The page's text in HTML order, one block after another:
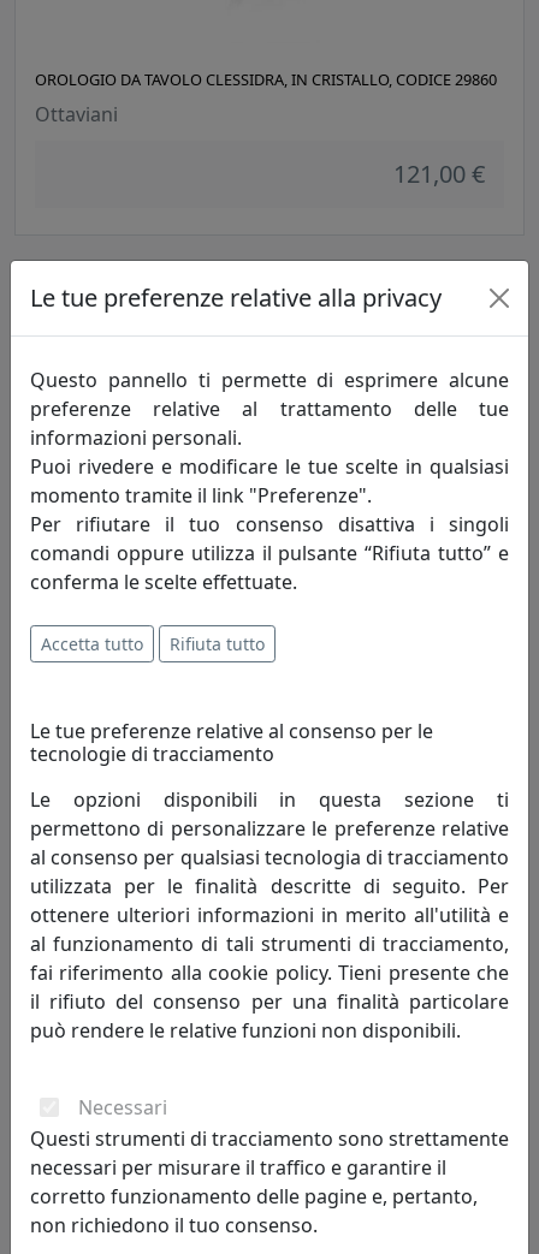
OROLOGIO DA TAVOLO CLESSIDRA, IN CRISTALLO, CODICE 29860
Ottaviani
121,00 €
OROLOGIO DA TAVOLO FIAMMA, IN CRISTALLO, CODICE 29853
Ottaviani
OROLOGIO DA TAVOLO ONDE, IN CRISTALLO, CODICE 29862
Ottaviani
121,00 €
Le tue preferenze relative alla privacy
Questo pannello ti permette di esprimere alcune
preferenze relative al trattamento delle tue
informazioni personali.
Puoi rivedere e modificare le tue scelte in qualsiasi
momento tramite il link "Preferenze".
Per rifiutare il tuo consenso disattiva i singoli
comandi oppure utilizza il pulsante “Rifiuta tutto” e
conferma le scelte effettuate.
Accetta tutto Rifiuta tutto
Le tue preferenze relative al consenso per le
tecnologie di tracciamento
Le opzioni disponibili in questa sezione ti
permettono di personalizzare le preferenze relative
al consenso per qualsiasi tecnologia di tracciamento
utilizzata per le finalità descritte di seguito. Per
ottenere ulteriori informazioni in merito all'utilità e
al funzionamento di tali strumenti di tracciamento,
fai riferimento alla cookie policy. Tieni presente che
il rifiuto del consenso per una finalità particolare
può rendere le relative funzioni non disponibili.
Necessari
Questi strumenti di tracciamento sono strettamente
necessari per misurare il traffico e garantire il
corretto funzionamento delle pagine e, pertanto,
non richiedono il tuo consenso.